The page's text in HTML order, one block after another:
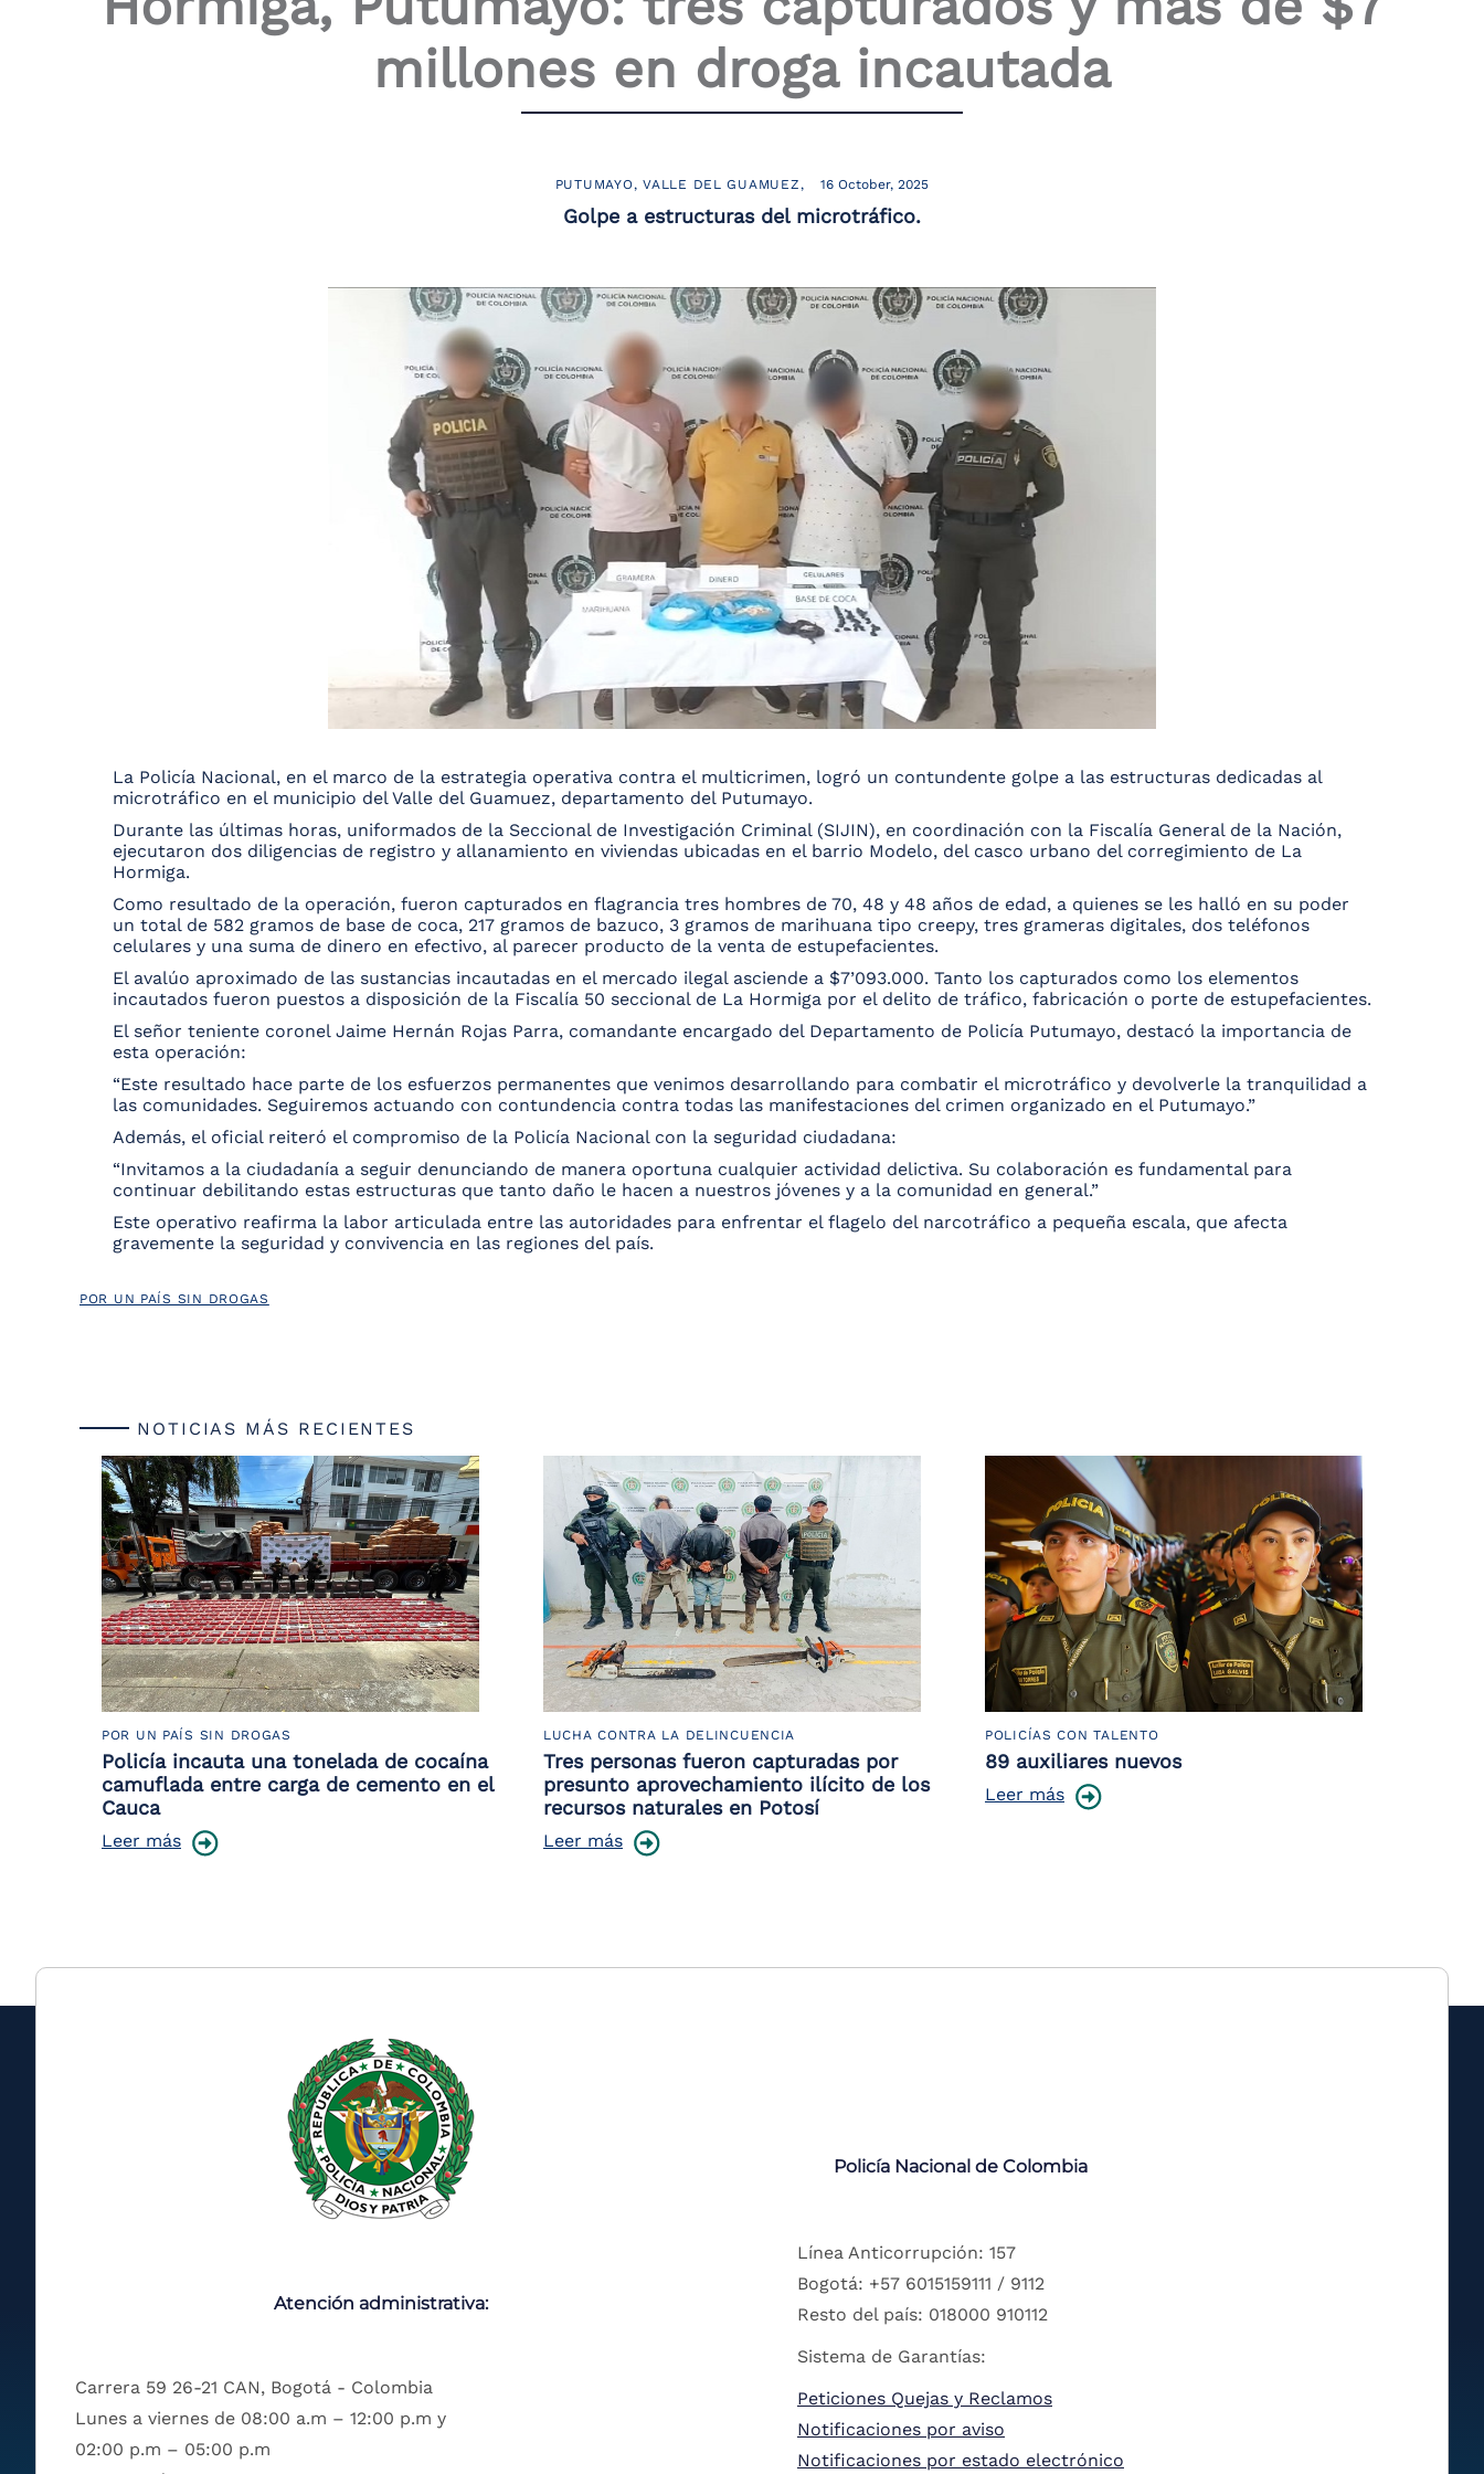
millones en droga incautada
PUTUMAYO VALLE DEL GUAMUEZ 16 October, 2025
Golpe a estructuras del microtráfico.
La Policía Nacional, en el marco de la estrategia operativa contra el multicrimen, logró un contundente golpe a las estructuras dedicadas al
microtráfico en el municipio del Valle del Guamuez, departamento del Putumayo.
Durante las últimas horas, uniformados de la Seccional de Investigación Criminal (SIJIN), en coordinación con la Fiscalía General de la Nación,
ejecutaron dos diligencias de registro y allanamiento en viviendas ubicadas en el barrio Modelo, del casco urbano del corregimiento de La
Hormiga.
Como resultado de la operación, fueron capturados en flagrancia tres hombres de 70, 48 y 48 años de edad, a quienes se les halló en su poder
un total de 582 gramos de base de coca, 217 gramos de bazuco, 3 gramos de marihuana tipo creepy, tres grameras digitales, dos teléfonos
celulares y una suma de dinero en efectivo, al parecer producto de la venta de estupefacientes.
El avalúo aproximado de las sustancias incautadas en el mercado ilegal asciende a $7’093.000. Tanto los capturados como los elementos
incautados fueron puestos a disposición de la Fiscalía 50 seccional de La Hormiga por el delito de tráfico, fabricación o porte de estupefacientes.
El señor teniente coronel Jaime Hernán Rojas Parra, comandante encargado del Departamento de Policía Putumayo, destacó la importancia de
esta operación:
“Este resultado hace parte de los esfuerzos permanentes que venimos desarrollando para combatir el microtráfico y devolverle la tranquilidad a
las comunidades. Seguiremos actuando con contundencia contra todas las manifestaciones del crimen organizado en el Putumayo.”
Además, el oficial reiteró el compromiso de la Policía Nacional con la seguridad ciudadana:
“Invitamos a la ciudadanía a seguir denunciando de manera oportuna cualquier actividad delictiva. Su colaboración es fundamental para
continuar debilitando estas estructuras que tanto daño le hacen a nuestros jóvenes y a la comunidad en general.”
Este operativo reafirma la labor articulada entre las autoridades para enfrentar el flagelo del narcotráfico a pequeña escala, que afecta
gravemente la seguridad y convivencia en las regiones del país.
POR UN PAÍS SIN DROGAS
NOTICIAS MÁS RECIENTES
POR UN PAÍS SIN DROGAS
Policía incauta una tonelada de cocaína
camuflada entre carga de cemento en el
Cauca
Leer más
LUCHA CONTRA LA DELINCUENCIA
Tres personas fueron capturadas por
presunto aprovechamiento ilícito de los
recursos naturales en Potosí
Leer más
POLICÍAS CON TALENTO
89 auxiliares nuevos
Leer más
Atención administrativa:
Carrera 59 26-21 CAN, Bogotá - Colombia
Lunes a viernes de 08:00 a.m – 12:00 p.m y
02:00 p.m – 05:00 p.m
Policía Nacional de Colombia
Línea Anticorrupción: 157
Bogotá: +57 6015159111 / 9112
Resto del país: 018000 910112
Sistema de Garantías:
Peticiones Quejas y Reclamos
Notificaciones por aviso
Notificaciones por estado electrónico